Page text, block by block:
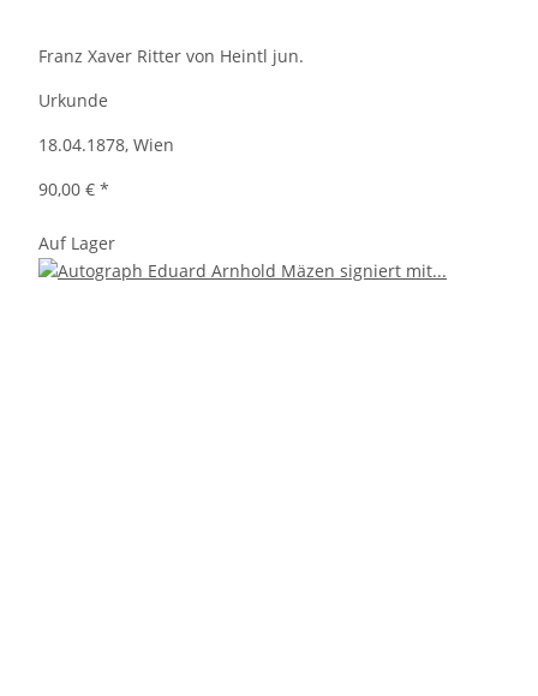
Franz Xaver Ritter von Heintl jun.
Urkunde
18.04.1878, Wien
90,00 € *
Auf Lager